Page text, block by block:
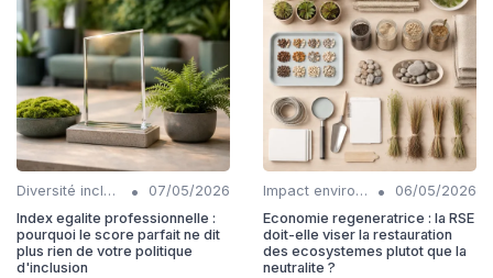
Diversité inclusion •
07/05/2026
Index egalite professionnelle :
pourquoi le score parfait ne dit
plus rien de votre politique
d'inclusion
Impact environnemental •
06/05/2026
Economie regeneratrice : la RSE
doit-elle viser la restauration
des ecosystemes plutot que la
neutralite ?